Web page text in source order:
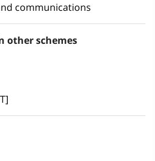
communications
other schemes